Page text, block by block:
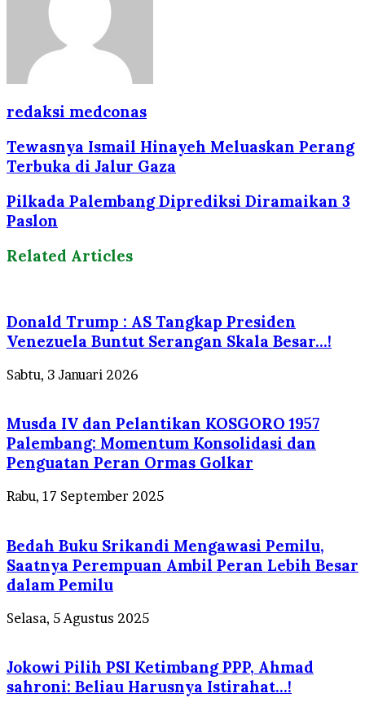
redaksi medconas
Tewasnya Ismail Hinayeh Meluaskan Perang
Terbuka di Jalur Gaza
Pilkada Palembang Diprediksi Diramaikan 3
Paslon
Related Articles
Donald Trump : AS Tangkap Presiden
Venezuela Buntut Serangan Skala Besar…!
Sabtu, 3 Januari 2026
Musda IV dan Pelantikan KOSGORO 1957
Palembang: Momentum Konsolidasi dan
Penguatan Peran Ormas Golkar
Rabu, 17 September 2025
Bedah Buku Srikandi Mengawasi Pemilu,
Saatnya Perempuan Ambil Peran Lebih Besar
dalam Pemilu
Selasa, 5 Agustus 2025
Jokowi Pilih PSI Ketimbang PPP, Ahmad
sahroni: Beliau Harusnya Istirahat…!